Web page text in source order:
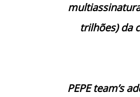
multiassinatura
trilhões) da
PEPE team’s